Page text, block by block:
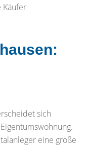
Käufer
sich
eine große